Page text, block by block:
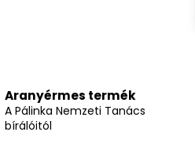
Aranyérmes termék
A Pálinka Nemzeti Tanács
bírálóitól